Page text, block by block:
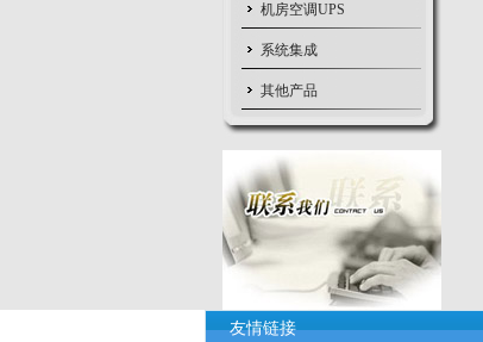
机房空调UPS
系统集成
其他产品
友情链接